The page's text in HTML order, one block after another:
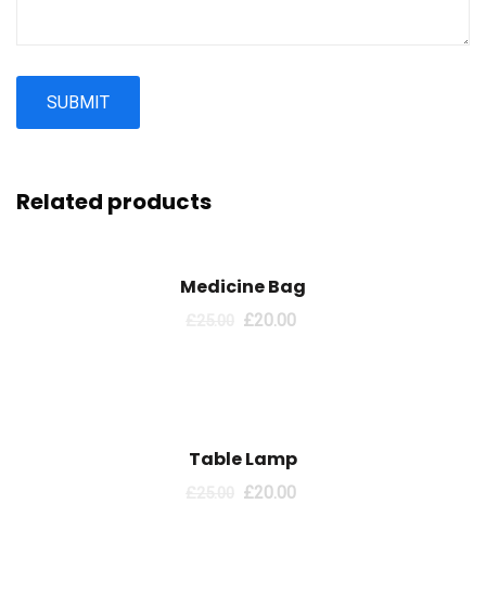
Related products
Medicine Bag
£20.00
Table Lamp
£20.00